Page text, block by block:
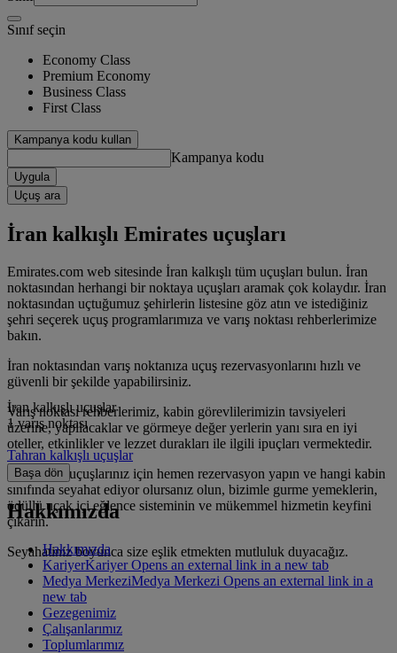
Sınıf seçin
Economy Class
Premium Economy
Business Class
First Class
Kampanya kodu kullan
Kampanya kodu
Uygula
Uçuş ara
İran kalkışlı Emirates uçuşları
Emirates.com web sitesinde İran kalkışlı tüm uçuşları bulun. İran
noktasından herhangi bir noktaya uçuşları aramak çok kolaydır. İran
noktasından uçtuğumuz şehirlerin listesine göz atın ve istediğiniz
şehri seçerek uçuş programlarımıza ve varış noktası rehberlerimize
bakın.
İran noktasından varış noktanıza uçuş rezervasyonlarını hızlı ve
güvenli bir şekilde yapabilirsiniz.
Varış noktası rehberlerimiz, kabin görevlilerimizin tavsiyeleri
üzerine, yapılacaklar ve görmeye değer yerlerin yanı sıra en iyi
oteller, etkinlikler ve lezzet durakları ile ilgili ipuçları vermektedir.
İran çıkışlı uçuşlarınız için hemen rezervasyon yapın ve hangi kabin
sınıfında seyahat ediyor olursanız olun, bizimle gurme yemeklerin,
ödüllü uçak içi eğlence sisteminin ve mükemmel hizmetin keyfini
çıkarın.
Seyahatiniz boyunca size eşlik etmekten mutluluk duyacağız.
İran kalkışlı uçuşlar
1 varış noktası
Tahran kalkışlı uçuşlar
Başa dön
Hakkımızda
Hakkımızda
KariyerKariyer Opens an external link in a new tab
Medya MerkeziMedya Merkezi Opens an external link in a
new tab
Gezegenimiz
Çalışanlarımız
Toplumlarımız